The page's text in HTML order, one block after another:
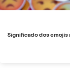
Significado dos